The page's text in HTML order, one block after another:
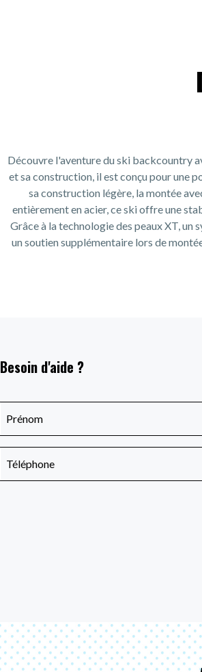
Découvre l'aventure du ski backcountry
et sa construction, il est conçu pour une
sa construction légère, la montée
entièrement en acier, ce ski offre une
Grâce à la technologie des peaux XT,
un soutien supplémentaire lors de
Besoin d'aide ?